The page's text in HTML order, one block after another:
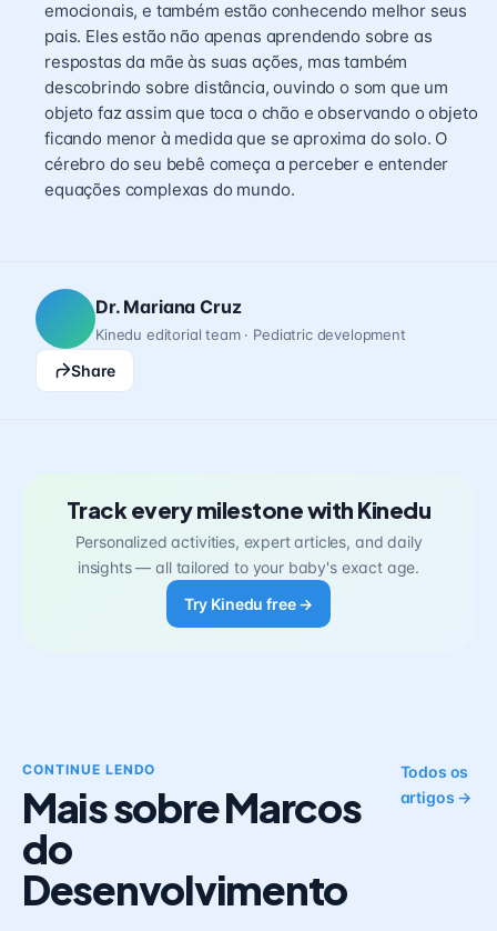
emocionais, e também estão conhecendo melhor seus
pais. Eles estão não apenas aprendendo sobre as
respostas da mãe às suas ações, mas também
descobrindo sobre distância, ouvindo o som que um
objeto faz assim que toca o chão e observando o objeto
ficando menor à medida que se aproxima do solo. O
cérebro do seu bebê começa a perceber e entender
equações complexas do mundo.
Dr. Mariana Cruz
Kinedu editorial team · Pediatric development
Share
Track every milestone with Kinedu
Personalized activities, expert articles, and daily
insights — all tailored to your baby's exact age.
Try Kinedu free →
CONTINUE LENDO
Mais sobre Marcos
do
Desenvolvimento
Todos os
artigos →